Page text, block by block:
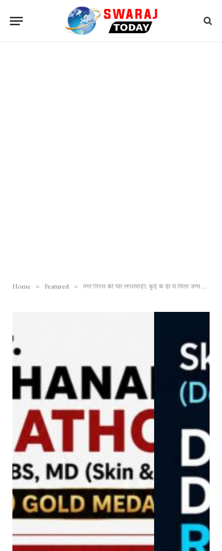
Home » Featured » नगर निगम की घोर लापरवाही: कूड़े के ढेर में मिला जन्म प्रमाण पत्र, आम आदमी जन्म प्रमाण पत्र और मृत्यु प्रमाण पत्र बनवाने निगम के काट रहे हैं चक्कर